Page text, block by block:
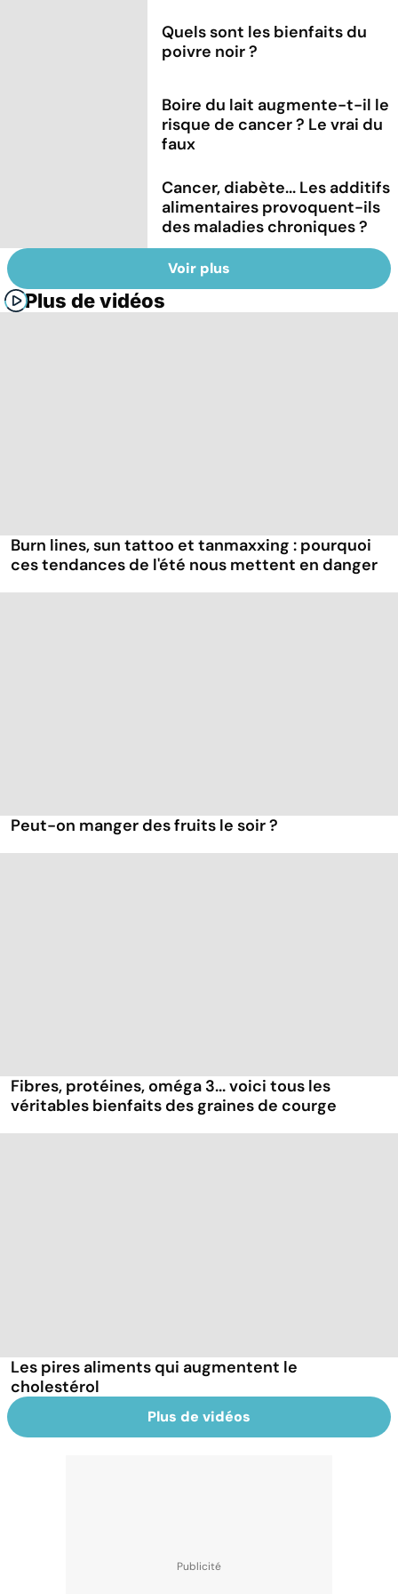
Quels sont les bienfaits du
poivre noir ?
Boire du lait augmente-t-il le
risque de cancer ? Le vrai du
faux
Cancer, diabète... Les additifs
alimentaires provoquent-ils
des maladies chroniques ?
Voir plus
Plus de vidéos
Burn lines, sun tattoo et tanmaxxing : pourquoi
ces tendances de l'été nous mettent en danger
Peut-on manger des fruits le soir ?
Fibres, protéines, oméga 3... voici tous les
véritables bienfaits des graines de courge
Les pires aliments qui augmentent le
cholestérol
Plus de vidéos